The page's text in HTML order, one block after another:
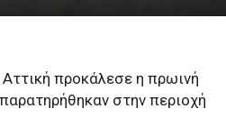
προκάλεσε η πρωινή
στην περιοχή